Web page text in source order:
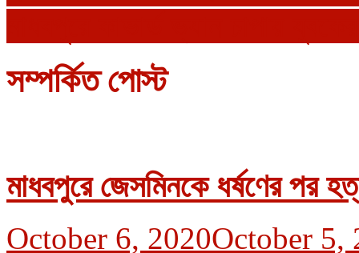
সম্পর্কিত পোস্ট
মাধবপুরে জেসমিনকে ধর্ষণের পর
October 6, 2020October 5,